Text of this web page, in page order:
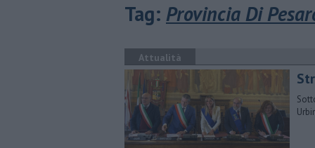
Tag: Provincia Di
Attualità